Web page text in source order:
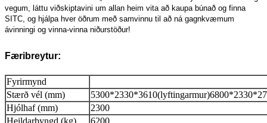
vegum, láttu viðskiptavini um allan heim vita að kaupa búnað og finna
SITC, og hjálpa hver öðrum með samvinnu til að ná gagnkvæmum
ávinningi og vinna-vinna niðurstöður!
Færibreytur:
Fyrirmynd
Stærð vél (mm)
Hjólhaf (mm)
2300
Heildarþyngd (kg)
6200